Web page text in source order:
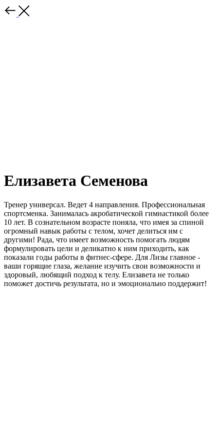
Елизавета Семенова
Тренер универсал. Ведет 4 направления. Профессиональная
спортсменка. Занималась акробатической гимнастикой более
10 лет. В сознательном возрасте поняла, что имея за спиной
огромный навык работы с телом, хочет делиться им с
другими! Рада, что имеет возможность помогать людям
формулировать цели и деликатно к ним приходить, как
показали годы работы в фитнес-сфере. Для Лизы главное -
ваши горящие глаза, желание изучить свои возможности и
здоровый, любящий подход к телу. Елизавета не только
поможет достичь результата, но и эмоционально поддержит!